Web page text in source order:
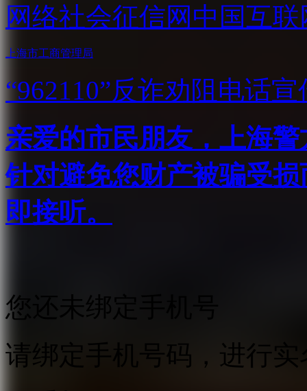
网络社会征信网 中国互
上海市工商管理局
“962110”反诈劝阻电话宣
亲爱的市民朋友，上海
针对避免您财产被骗受
即接听。
您还未绑定手机号
请绑定手机号码，进行